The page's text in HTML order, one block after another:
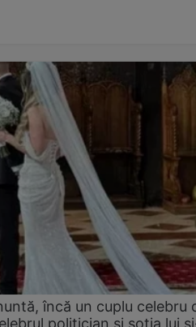
încă un cuplu celebru
politician și soția lui